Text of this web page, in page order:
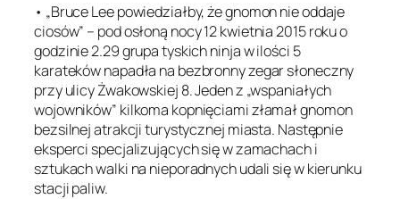
• „Bruce Lee powiedziałby, że gnomon nie oddaje
ciosów” – pod osłoną nocy 12 kwietnia 2015 roku o
godzinie 2.29 grupa tyskich ninja w ilości 5
karateków napadła na bezbronny zegar słoneczny
przy ulicy Żwakowskiej 8. Jeden z „wspaniałych
wojowników” kilkoma kopnięciami złamał gnomon
bezsilnej atrakcji turystycznej miasta. Następnie
eksperci specjalizujących się w zamachach i
sztukach walki na nieporadnych udali się w kierunku
stacji paliw.